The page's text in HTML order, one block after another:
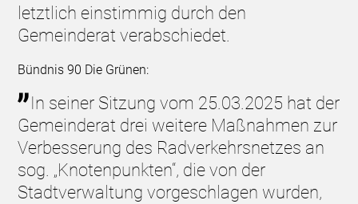
letztlich einstimmig durch den
Gemeinderat verabschiedet.
Bündnis 90 Die Grünen:
In seiner Sitzung vom 25.03.2025 hat der
Gemeinderat drei weitere Maßnahmen zur
Verbesserung des Radverkehrsnetzes an
sog. „Knotenpunkten“, die von der
Stadtverwaltung vorgeschlagen wurden,